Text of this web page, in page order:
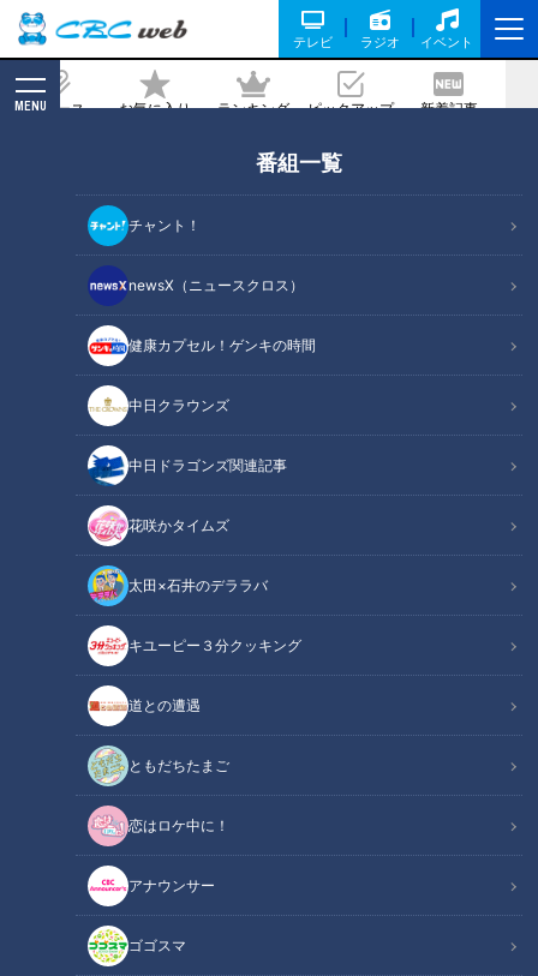
テレビ ラジオ イベント
ニュース お気に入り ランキング ピックアップ 新着記事
MENU
番組一覧
チャント！
newsX（ニュースクロス）
健康カプセル！ゲンキの時間
中日クラウンズ
中日ドラゴンズ関連記事
花咲かタイムズ
太田×石井のデララバ
キユーピー３分クッキング
道との遭遇
ともだちたまご
恋はロケ中に！
アナウンサー
ゴゴスマ
13歳の誕生日に亡き母から遺された動画
メッセージとは
2022/09/14 21:00
ドキュメンタリー
長編ドキュメンタリー
重い自閉症がある中野光一君。
父親の真一郎さんと２人暮らしです。
光一君の13歳の誕生日に、病気で亡くなった母親はビデオメ
ッセージを遺していました。
光一君はどう受け止めたのでしょうか、密着です。